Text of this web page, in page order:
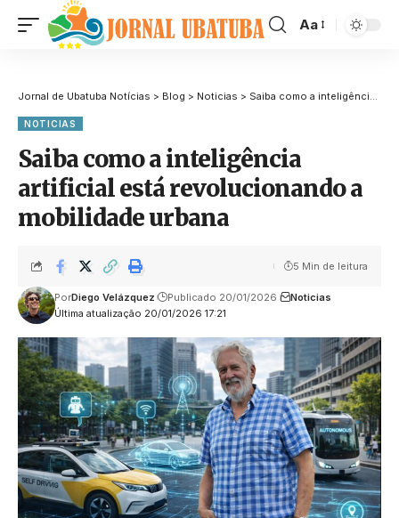
Aa
Jornal de Ubatuba Notícias > Blog > Noticias > Saiba como a inteligência artificial está revolucionando a mobilidade urbana
NOTICIAS
Saiba como a inteligência
artificial está revolucionando a
mobilidade urbana
Última atualização 20/01/2026 17:21
PorDiego Velázquez Publicado 20/01/2026 Noticias
5 Min de leitura